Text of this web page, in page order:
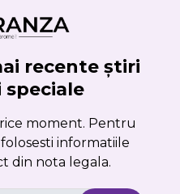
recente știri
speciale
moment. Pentru
informatiile
din nota legala.